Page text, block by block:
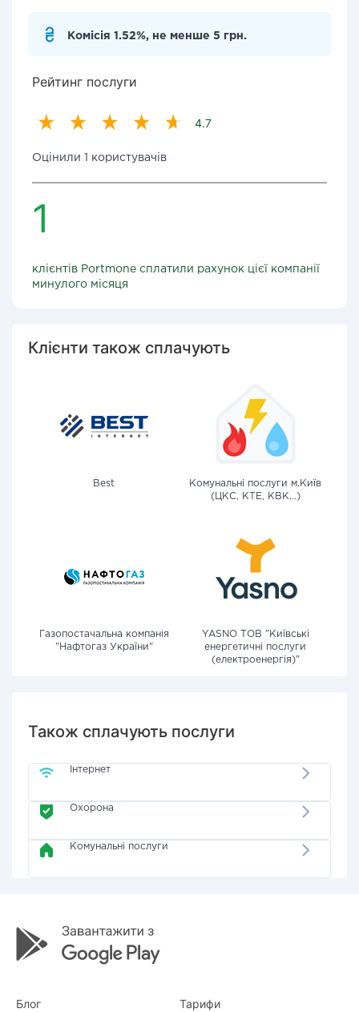
Комісія 1.52%, не менше 5 грн.
Рейтинг послуги
4.7
Оцінили 1 користувачів
1
клієнтів Portmone сплатили рахунок цієї компанії
минулого місяця
Клієнти також сплачують
Best
Комунальні послуги м.Київ
(ЦКС, КТЕ, КВК...)
Газопостачальна компанія
"Нафтогаз України"
YASNO ТОВ "Київські
енергетичні послуги
(електроенергія)"
Також сплачують послуги
Інтернет
Охорона
Комунальні послуги
Блог Тарифи